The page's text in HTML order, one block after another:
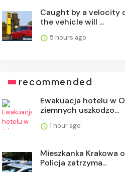
Caught by a velocity
the vehicle will ...
5 hours ago
recommended
Ewakuacja hotelu w
ziemnych uszkodzo...
1 hour ago
Mieszkanka Krakowa
Policja zatrzyma...